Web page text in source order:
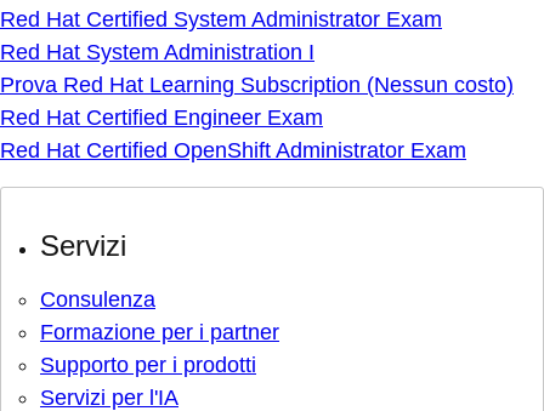
Red Hat Certified System Administrator Exam
Red Hat System Administration I
Prova Red Hat Learning Subscription (Nessun costo)
Red Hat Certified Engineer Exam
Red Hat Certified OpenShift Administrator Exam
Servizi
Consulenza
Formazione per i partner
Supporto per i prodotti
Servizi per l'IA